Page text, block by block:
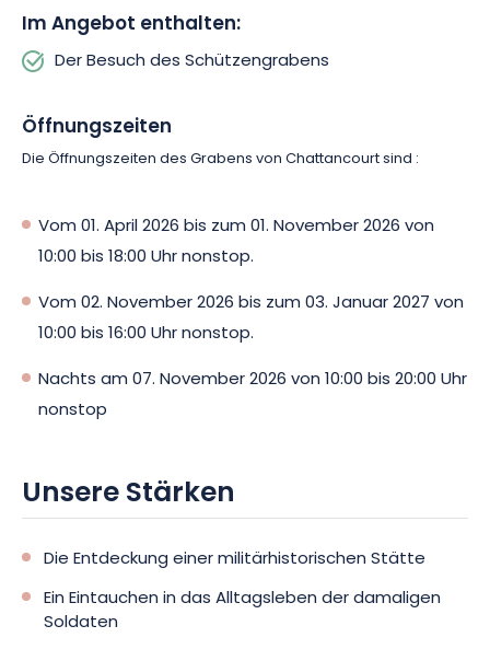
Im Angebot enthalten:
Der Besuch des Schützengrabens
Öffnungszeiten
Die Öffnungszeiten des Grabens von Chattancourt sind :
Vom 01. April 2026 bis zum 01. November 2026 von
10:00 bis 18:00 Uhr nonstop.
Vom 02. November 2026 bis zum 03. Januar 2027 von
10:00 bis 16:00 Uhr nonstop.
Nachts am 07. November 2026 von 10:00 bis 20:00 Uhr
nonstop
Unsere Stärken
Die Entdeckung einer militärhistorischen Stätte
Ein Eintauchen in das Alltagsleben der damaligen
Soldaten